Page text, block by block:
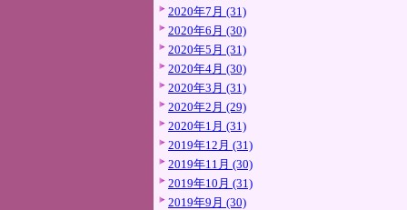
2020年7月 (31)
2020年6月 (30)
2020年5月 (31)
2020年4月 (30)
2020年3月 (31)
2020年2月 (29)
2020年1月 (31)
2019年12月 (31)
2019年11月 (30)
2019年10月 (31)
2019年9月 (30)